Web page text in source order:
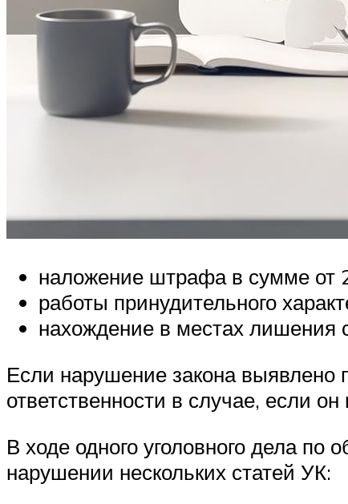
наложение штрафа в сумме от
работы принудительного
нахождение в местах лишения
Если нарушение закона выявлено
ответственности в случае, если
В ходе одного уголовного дела
нарушении нескольких статей УК: